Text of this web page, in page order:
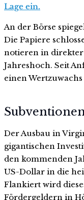
Lage ein.
An der Börse
Die Papiere
notieren in direkter
Jahreshoch. Seit
einen
Der Ausbau in
gigantischen
den kommenden
US-Dollar in die
Flankiert wird
Fördergeldern in